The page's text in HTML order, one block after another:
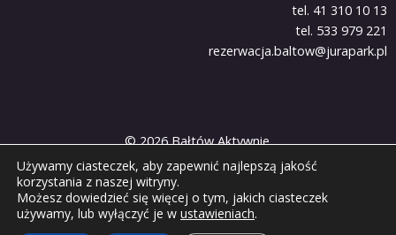
tel. 41 310 10 13
tel. 533 979 221
rezerwacja.baltow@jurapark.pl
© 2026 Bałtów Aktywnie.
Stworzone z wpogstudio.pl
Używamy ciasteczek, aby zapewnić najlepszą jakość
korzystania z naszej witryny.
Możesz dowiedzieć się więcej o tym, jakich ciasteczek
używamy, lub wyłączyć je w ustawieniach.